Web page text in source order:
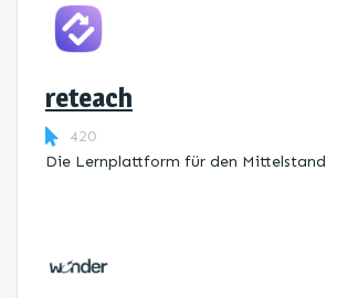
reteach
420
Die Lernplattform ​für den Mittelstand